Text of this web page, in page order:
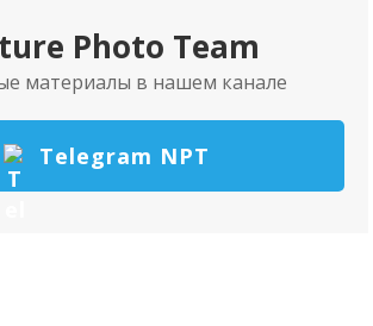
Photo Team
материалы в нашем канале
Telegram NPT